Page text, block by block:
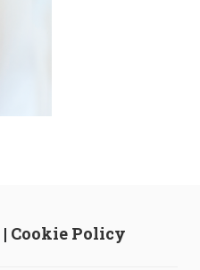
| Cookie Policy